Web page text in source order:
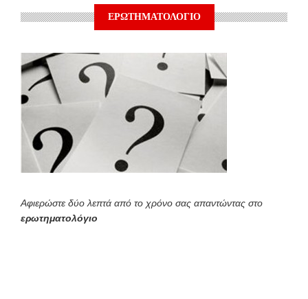
ΕΡΩΤΗΜΑΤΟΛΟΓΙΟ
Αφιερώστε δύο λεπτά από το χρόνο σας απαντώντας στο
ερωτηματολόγιο